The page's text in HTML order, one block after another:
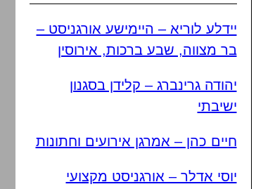
יידלע לוריא – היימישע אורגניסט –
בר מצווה, שבע ברכות, אירוסין
יהודה גרינברג – קלידן בסגנון
ישיבתי
חיים כהן – אמרגן אירועים וחתונות
יוסי אדלר – אורגניסט מקצועי